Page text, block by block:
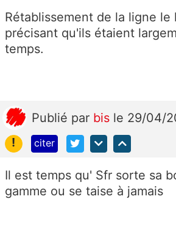
Rétablissement de la ligne le
précisant qu'ils étaient
temps.
Publié par bis le 29/04/
!
citer
Il est temps qu' Sfr sorte sa
gamme ou se taise à jamais